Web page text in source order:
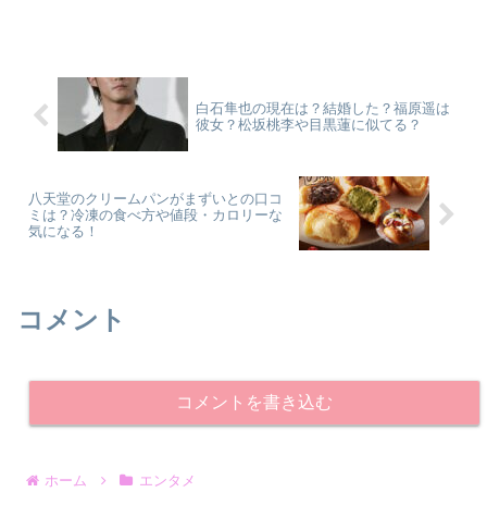
白石隼也の現在は？結婚した？福原遥は
彼女？松坂桃李や目黒蓮に似てる？
八天堂のクリームパンがまずいとの口コ
ミは？冷凍の食べ方や値段・カロリーな
気になる！
コメント
コメントを書き込む
ホーム エンタメ